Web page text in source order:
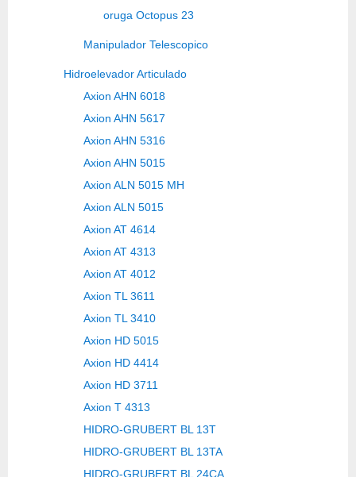
oruga Octopus 23
Manipulador Telescopico
Hidroelevador Articulado
Axion AHN 6018
Axion AHN 5617
Axion AHN 5316
Axion AHN 5015
Axion ALN 5015 MH
Axion ALN 5015
Axion AT 4614
Axion AT 4313
Axion AT 4012
Axion TL 3611
Axion TL 3410
Axion HD 5015
Axion HD 4414
Axion HD 3711
Axion T 4313
HIDRO-GRUBERT BL 13T
HIDRO-GRUBERT BL 13TA
HIDRO-GRUBERT BL 24CA